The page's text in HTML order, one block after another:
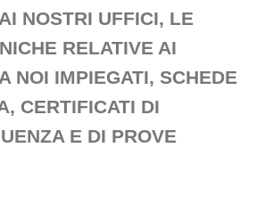
NOSTRI UFFICI, LE
RELATIVE AI
NOI IMPIEGATI, SCHEDE
CERTIFICATI DI
E DI PROVE